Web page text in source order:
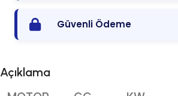
Güvenli Ödeme
Açıklama